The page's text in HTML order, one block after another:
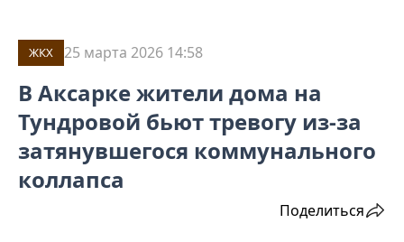
ЖКХ 25 марта 2026 14:58
В Аксарке жители дома на
Тундровой бьют тревогу из-за
затянувшегося коммунального
коллапса
Поделиться